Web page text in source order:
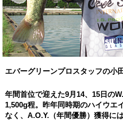
エバーグリーンプロスタッフの小
年間首位で迎えた9月14、15日の
1,500g程。昨年同時期のハイウエ
なく、A.O.Y.（年間優勝）獲得に